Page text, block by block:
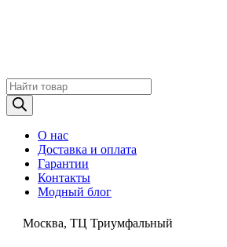
Поиск
товаров
О нас
Доставка и оплата
Гарантии
Контакты
Модный блог
Москва, ТЦ Триумфальный